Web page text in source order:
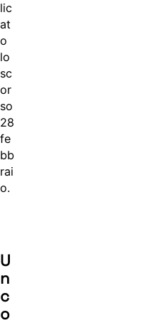
lic
at
o
lo
sc
or
so
28
fe
bb
rai
o.
U
n
c
o